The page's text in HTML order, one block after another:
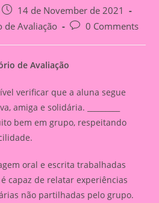
Post
published:
14 de November de 2021
de Avaliação
Post0 Comments
de Avaliação
verificar que a aluna segue
amiga e solidária. _________
bem em grupo, respeitando
oral e escrita trabalhadas
capaz de relatar experiências
não partilhadas pelo grupo.